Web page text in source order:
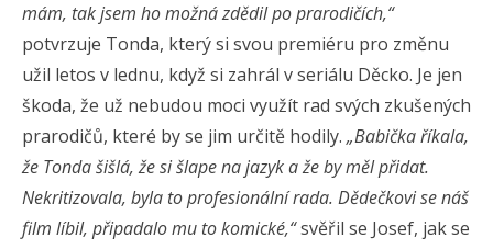
mám, tak jsem ho možná zdědil po prarodičích,“
potvrzuje Tonda, který si svou premiéru pro změnu
užil letos v lednu, když si zahrál v seriálu Děcko. Je jen
škoda, že už nebudou moci využít rad svých zkušených
prarodičů, které by se jim určitě hodily. „Babička říkala,
že Tonda šišlá, že si šlape na jazyk a že by měl přidat.
Nekritizovala, byla to profesionální rada. Dědečkovi se náš
film líbil, připadalo mu to komické,“svěřil se Josef, jak se